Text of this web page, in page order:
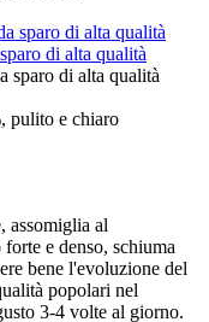
di alta qualità
sparo di alta qualità
pulito e chiaro
assomiglia al
e denso, schiuma
bene l'evoluzione del
popolari nel
3-4 volte al giorno.